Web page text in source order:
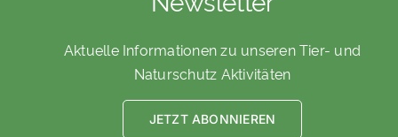
Aktuelle Informationen zu unseren Tier- und
Naturschutz Aktivitäten
JETZT ABONNIEREN